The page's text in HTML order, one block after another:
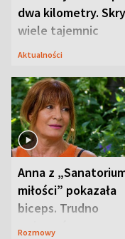
dwa kilometry.
wiele tajemnic
Aktualności
Anna z
miłości” pokazała
biceps. Trudno
uwierzyć, co
Rozmowy